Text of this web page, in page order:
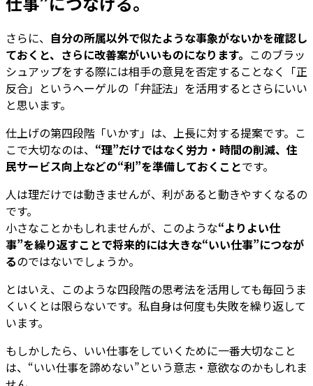
さらに、 自分の所属以外で似たような事象がないかを確認し
ておくと、さらに改善案がいいものになります。 このブラッ
シュアップをする際には相手の意見を否定することなく「正
反合」というヘーゲルの「弁証法」を活用するとさらにいい
と思います。
仕上げの第四段階「いかす」は、上長に対する提案です。こ
こで大切なのは、 “理”だけではなく労力・時間の削減、住
民サービス向上などの“利”を準備しておくことです。
人は理だけでは動きませんが、利があると動きやすくなるの
です。
小さなことかもしれませんが、このような“よりよい仕
事”を繰り返すことで将来的には大きな“いい仕事”につなが
るのではないでしょうか。
とはいえ、このような四段階の思考法を活用しても毎回うま
くいくとは限らないです。私自身は何度も失敗を繰り返して
います。
もしかしたら、いい仕事をしていくために一番大切なこと
は、“いい仕事を諦めない”という意志・意欲なのかもしれま